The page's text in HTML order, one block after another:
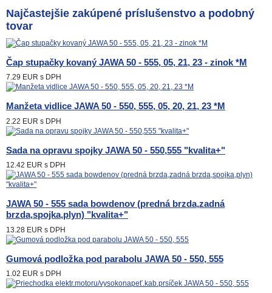
Najčastejšie zakúpené príslušenstvo a podobný
tovar
Čap stupačky kovaný JAWA 50 - 555, 05, 21, 23 - zinok *M
7.29 EUR s DPH
Manžeta vidlice JAWA 50 - 550, 555, 05, 20, 21, 23 *M
2.22 EUR s DPH
Sada na opravu spojky JAWA 50 - 550,555 "kvalita+"
12.42 EUR s DPH
JAWA 50 - 555 sada bowdenov (predná brzda,zadná
brzda,spojka,plyn) "kvalita+"
13.28 EUR s DPH
Gumová podložka pod parabolu JAWA 50 - 550, 555
1.02 EUR s DPH